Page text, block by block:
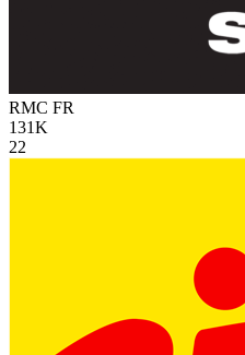
RMC FR
131K
22